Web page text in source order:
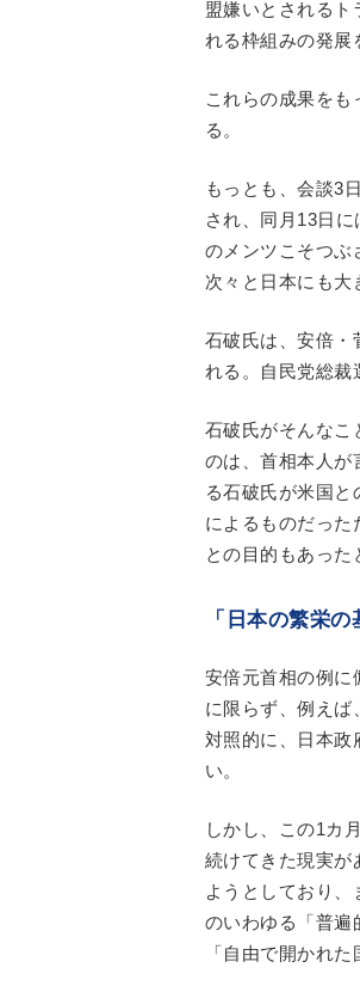
盟嫌いとされるト
れる枠組みの発展
これらの成果を
る。
もっとも、会談3
され、同月13日
のメンツこそつぶ
次々と日本にも大
石破氏は、安倍・
れる。自民党総裁
石破氏がそんなこ
のは、首相本人が
る石破氏が米国
によるものだった
との目的もあった
「日本の繁栄
安倍元首相の例に
に限らず、例えば
対照的に、日本政
い。
しかし、この1カ
続けてきた現実が
ようとしており
のいわゆる「普遍
「自由で開かれ